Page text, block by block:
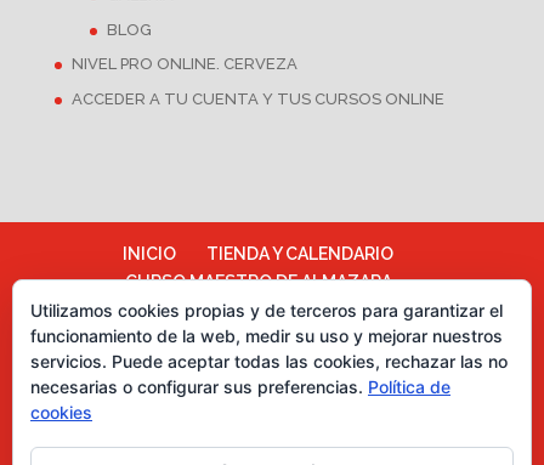
BLOG
NIVEL PRO ONLINE. CERVEZA
ACCEDER A TU CUENTA Y TUS CURSOS ONLINE
INICIO
TIENDA Y CALENDARIO
CURSO MAESTRO DE ALMAZARA
ALMAZARA ESCUELA
TÉRMINOS Y CONDICIONES
Más información sobre las cookies
Política de cookies
CATA DE CHOCOLATES
ASESORÍA Y MARKETING
Utilizamos cookies propias y de terceros para garantizar el
funcionamiento de la web, medir su uso y mejorar nuestros
servicios. Puede aceptar todas las cookies, rechazar las no
necesarias o configurar sus preferencias. Política de
cookies